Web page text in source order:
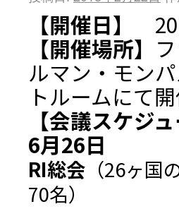
【開催日】
【開催場所】
ルマン・モン
トルームにて開
【会議スケジ
6月26日
RI総会 （26ヶ
70名）